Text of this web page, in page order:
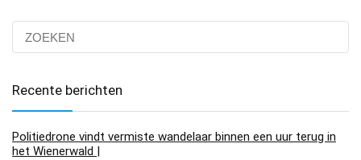
Recente berichten
Politiedrone vindt vermiste wandelaar binnen een uur terug in
het Wienerwald |